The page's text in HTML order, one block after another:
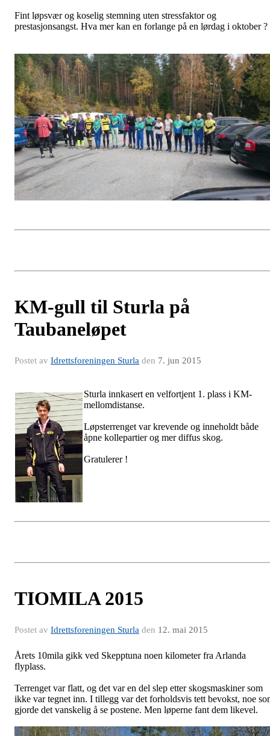
Fint løpsvær og koselig stemning uten stressfaktor og
prestasjonsangst. Hva mer kan en forlange på en lørdag i oktober ?
KM-gull til Sturla på
Taubaneløpet
Postet av Idrettsforeningen Sturla den 7. jun 2015
Sturla innkasert en velfortjent 1. plass i KM-
mellomdistanse.
Løpsterrenget var krevende og inneholdt både
åpne kollepartier og mer diffus skog.
Gratulerer !
TIOMILA 2015
Postet av Idrettsforeningen Sturla den 12. mai 2015
Årets 10mila gikk ved Skepptuna noen kilometer fra Arlanda
flyplass.
Terrenget var flatt, og det var en del slep etter skogsmaskiner som
ikke var tegnet inn. I tillegg var det forholdsvis tett bevokst, noe
gjorde det vanskelig å se postene. Men løperne fant dem likevel.